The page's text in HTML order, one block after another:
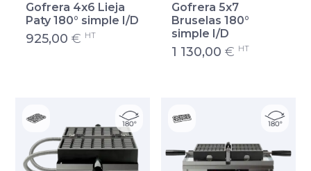
Gofrera 4x6 Lieja
Paty 180° simple I/D
925,00 € HT
Gofrera 5x7
Bruselas 180°
simple I/D
1 130,00 € HT